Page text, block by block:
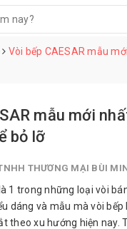
Vòi bếp CAESAR mẫu
mẫu mới
bỏ lỡ
THƯƠNG MẠI BÙI
1 trong những loại vòi
dáng và mẫu mà vòi
theo xu hướng hiện nay.